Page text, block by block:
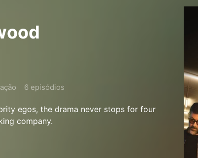
6 episódios
egos, the drama never stops for four
company.